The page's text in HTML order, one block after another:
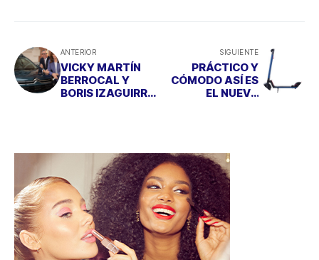
ANTERIOR
VICKY MARTÍN
BERROCAL Y
BORIS IZAGUIRRE
SIGUIENTE
PRÁCTICO Y
CÓMODO ASÍ ES
EL NUEVO